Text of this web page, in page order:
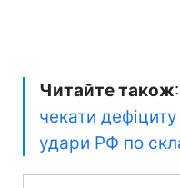
Читайте також:
чекати
удари РФ по